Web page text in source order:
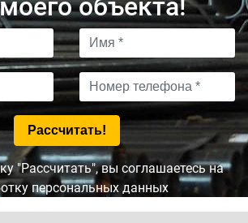
объекта!
"Рассчитать", вы соглашаетесь на
персональных данных